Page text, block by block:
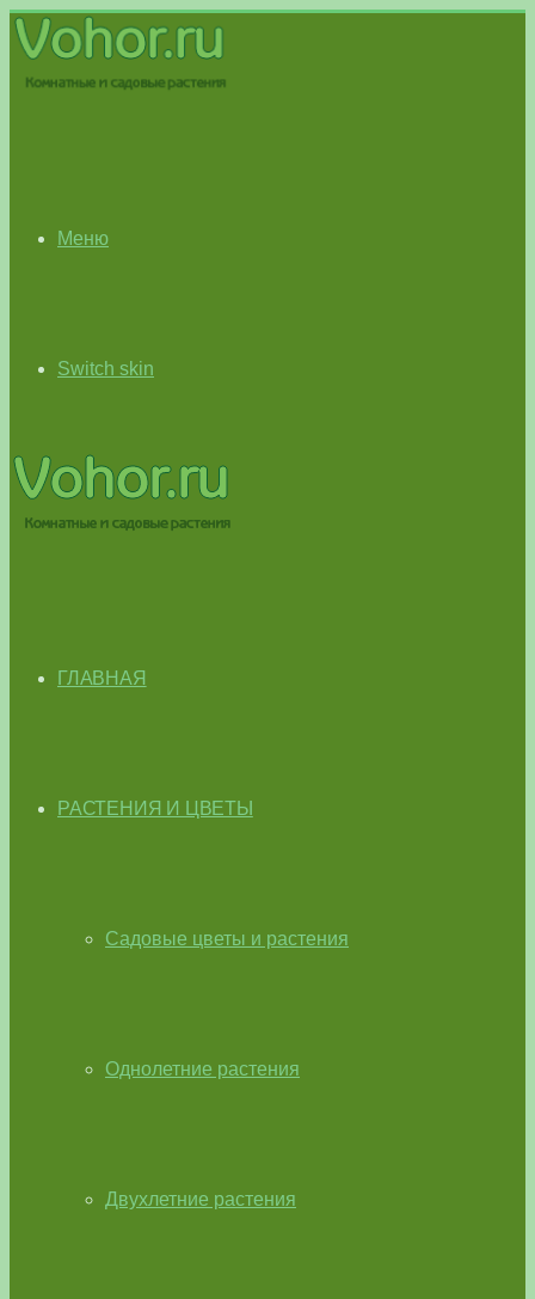
Меню
Switch skin
ГЛАВНАЯ
РАСТЕНИЯ И ЦВЕТЫ
Садовые цветы и растения
Однолетние растения
Двухлетние растения